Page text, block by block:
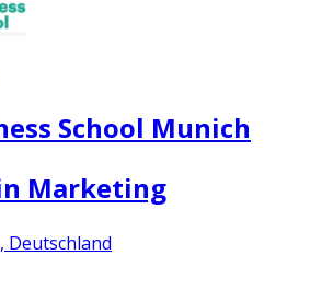
School Munich
Marketing
Deutschland